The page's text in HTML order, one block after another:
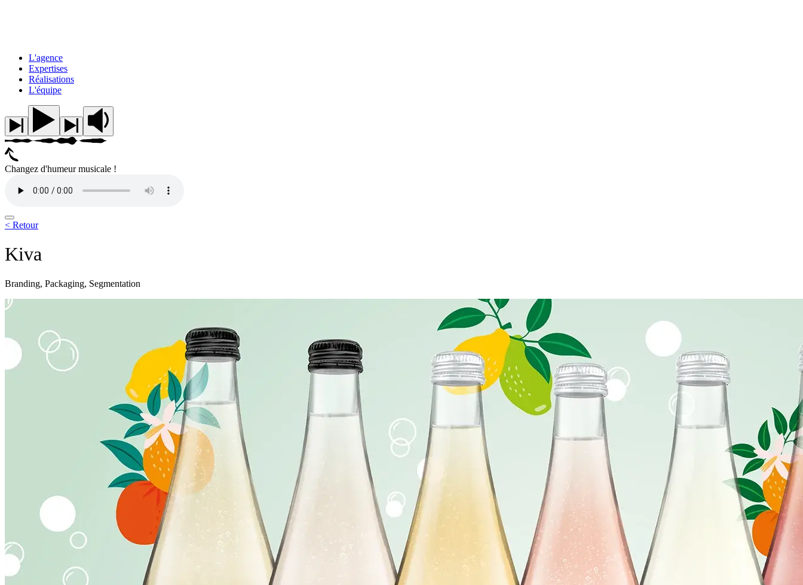
L'agence
Expertises
Réalisations
L'équipe
Changez d'humeur musicale !
< Retour
Kiva
Branding, Packaging, Segmentation